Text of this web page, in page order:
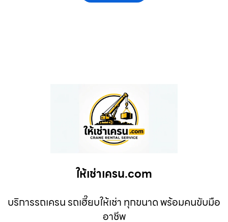
ให้เช่าเครน.com
บริการรถเครน รถเฮี๊ยบให้เช่า ทุกขนาด พร้อมคนขับมือ
อาชีพ